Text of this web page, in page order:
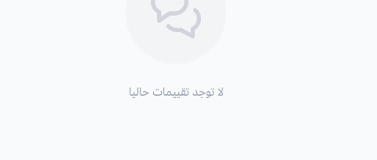
لا توجد تقييمات حاليا